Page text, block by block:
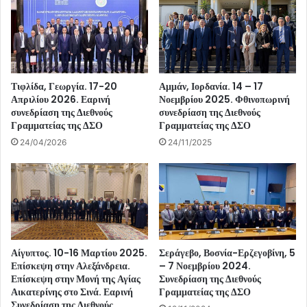
Τιφλίδα, Γεωργία. 17-20
Απριλίου 2026. Εαρινή
συνεδρίαση της Διεθνούς
Γραμματείας της ΔΣΟ
24/04/2026
Αμμάν, Ιορδανία. 14 – 17
Νοεμβρίου 2025. Φθινοπωρινή
συνεδρίαση της Διεθνούς
Γραμματείας της ΔΣΟ
24/11/2025
Αίγυπτος. 10-16 Μαρτίου 2025.
Επίσκεψη στην Αλεξάνδρεια.
Επίσκεψη στην Μονή της Αγίας
Αικατερίνης στο Σινά. Εαρινή
Σεράγεβο, Βοσνία-Ερζεγοβίνη, 5
– 7 Νοεμβρίου 2024.
Συνεδρίαση της Διεθνούς
Γραμματείας της ΔΣΟ